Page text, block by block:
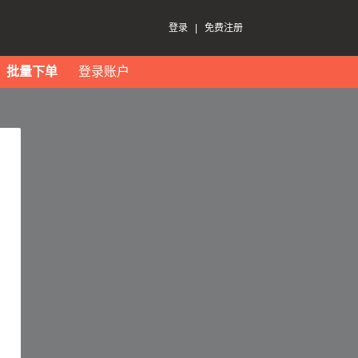
登录 免费注册
批量下单 登录账户